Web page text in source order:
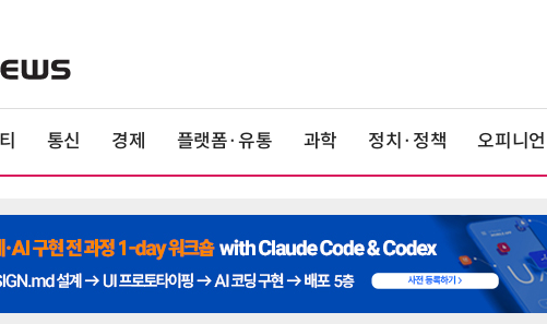
통신 경제 플랫폼·유통 과학 정치·정책 오피니언